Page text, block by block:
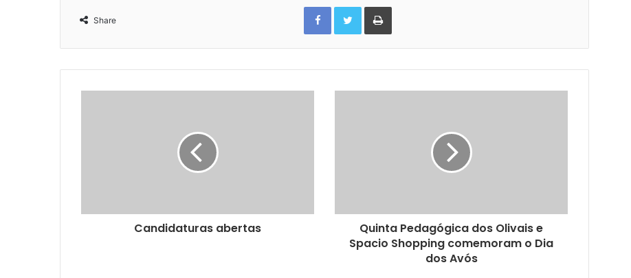
Share
Facebook Twitter
Candidaturas abertas
Quinta Pedagógica dos Olivais e
Spacio Shopping comemoram o Dia
dos Avós